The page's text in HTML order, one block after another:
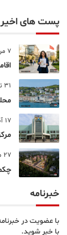
چهارشنبه شب در جمع
پست های اخیر
7 مرداد 1405
31 تیر 1405
17 آبان 1404
27 مهر 1404
خبرنامه
با عضویت در
با خبر شوید.